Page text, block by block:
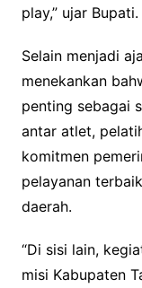
play,” ujar Bupati.
Selain menjadi
menekankan
penting sebagai
antar atlet,
komitmen
pelayanan
daerah.
“Di sisi lain,
misi Kabupaten